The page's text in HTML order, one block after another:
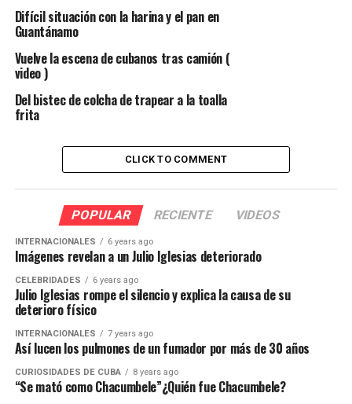
Difícil situación con la harina y el pan en
Guantánamo
Vuelve la escena de cubanos tras camión (
video )
Del bistec de colcha de trapear a la toalla
frita
CLICK TO COMMENT
POPULAR RECIENTE VIDEOS
INTERNACIONALES 6 years ago
Imágenes revelan a un Julio Iglesias deteriorado
CELEBRIDADES 6 years ago
Julio Iglesias rompe el silencio y explica la causa de su
deterioro físico
INTERNACIONALES 7 years ago
Así lucen los pulmones de un fumador por más de 30 años
CURIOSIDADES DE CUBA 8 years ago
“Se mató como Chacumbele”¿Quién fue Chacumbele?